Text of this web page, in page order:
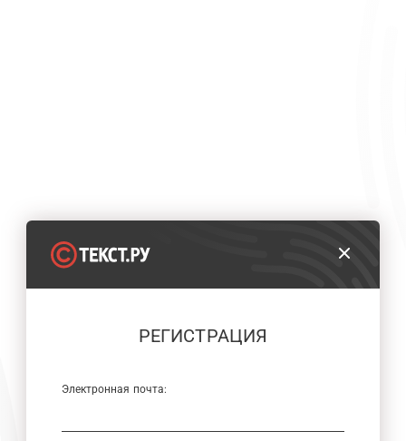
РЕГИСТРАЦИЯ
Электронная почта: